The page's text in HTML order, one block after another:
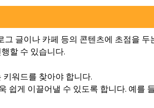
글이나 카페 등의 콘텐츠에 초점을 두
할 수 있습니다.
워드를 찾아야 합니다.
게 이끌어낼 수 있도록 합니다. 예를